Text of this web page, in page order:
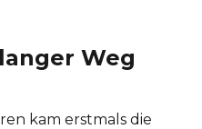
Weg
kam erstmals die